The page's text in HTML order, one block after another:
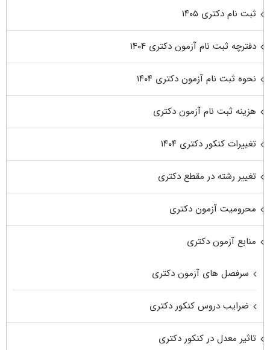
ثبت نام دکتری ۱۴۰۵
دفترچه ثبت نام آزمون دکتری ۱۴۰۴
نحوه ثبت نام آزمون دکتری ۱۴۰۴
هزینه ثبت نام آزمون دکتری
تغییرات کنکور دکتری ۱۴۰۴
تغییر رشته در مقطع دکتری
محرومیت آزمون دکتری
منابع آزمون دکتری
سرفصل های آزمون دکتری
ضرایب دروس کنکور دکتری
تاثیر معدل در کنکور دکتری